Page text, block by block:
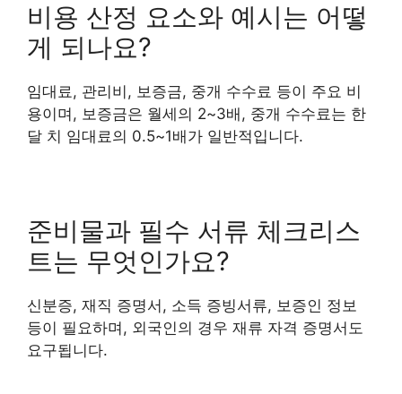
비용 산정 요소와 예시는 어떻
게 되나요?
임대료, 관리비, 보증금, 중개 수수료 등이 주요 비
용이며, 보증금은 월세의 2~3배, 중개 수수료는 한
달 치 임대료의 0.5~1배가 일반적입니다.
준비물과 필수 서류 체크리스
트는 무엇인가요?
신분증, 재직 증명서, 소득 증빙서류, 보증인 정보
등이 필요하며, 외국인의 경우 재류 자격 증명서도
요구됩니다.